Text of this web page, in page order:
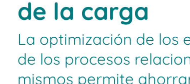
de la carga
La optimización de los
de los procesos
mismos permite